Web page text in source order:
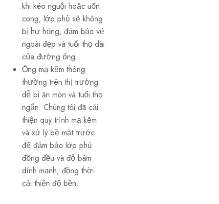
khi kéo nguội hoặc uốn
cong, lớp phủ sẽ không
bị hư hỏng, đảm bảo vẻ
ngoài đẹp và tuổi thọ dài
của đường ống.
Ống mạ kẽm thông
thường trên thị trường
dễ bị ăn mòn và tuổi thọ
ngắn. Chúng tôi đã cải
thiện quy trình mạ kẽm
và xử lý bề mặt trước
để đảm bảo lớp phủ
đồng đều và độ bám
dính mạnh, đồng thời
cải thiện độ bền.